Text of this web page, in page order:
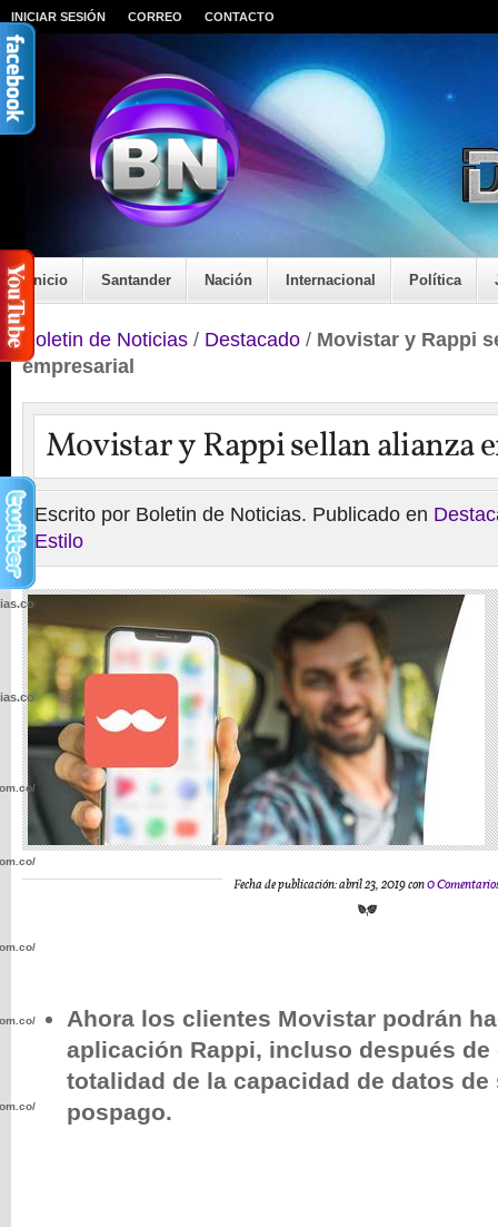
INICIAR SESIÓN CORREO CONTACTO
Inicio Santander Nación Internacional Política
Boletin de Noticias / Destacado / Movistar y Rappi
empresarial
Movistar y Rappi sellan alianza
Escrito por Boletin de Noticias. Publicado en
Estilo
Fecha de publicación: abril 23, 2019 con0
Ahora los clientes Movistar podrán
aplicación Rappi, incluso después
totalidad de la capacidad de datos de
pospago.
wp-
wp-
wp-
wp-
wp-
wp-
wp-